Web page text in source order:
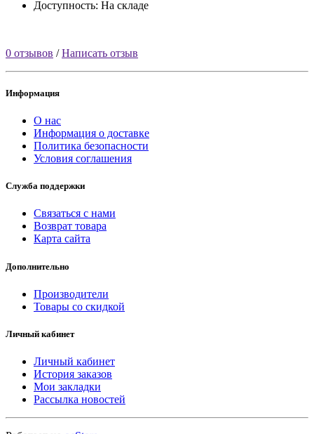
Доступность: На складе
0 отзывов /Написать отзыв
Информация
О нас
Информация о доставке
Политика безопасности
Условия соглашения
Служба поддержки
Связаться с нами
Возврат товара
Карта сайта
Дополнительно
Производители
Товары со скидкой
Личный кабинет
Личный кабинет
История заказов
Мои закладки
Рассылка новостей